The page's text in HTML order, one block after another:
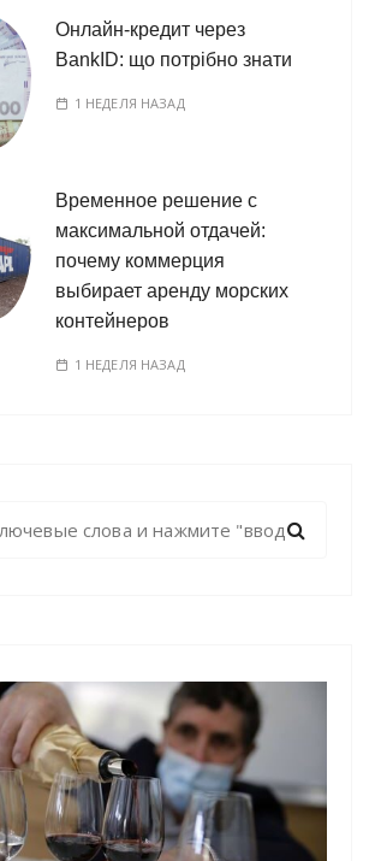
Онлайн-кредит через
BankID: що потрібно знати
1 НЕДЕЛЯ НАЗАД
Временное решение с
максимальной отдачей:
почему коммерция
выбирает аренду морских
контейнеров
1 НЕДЕЛЯ НАЗАД